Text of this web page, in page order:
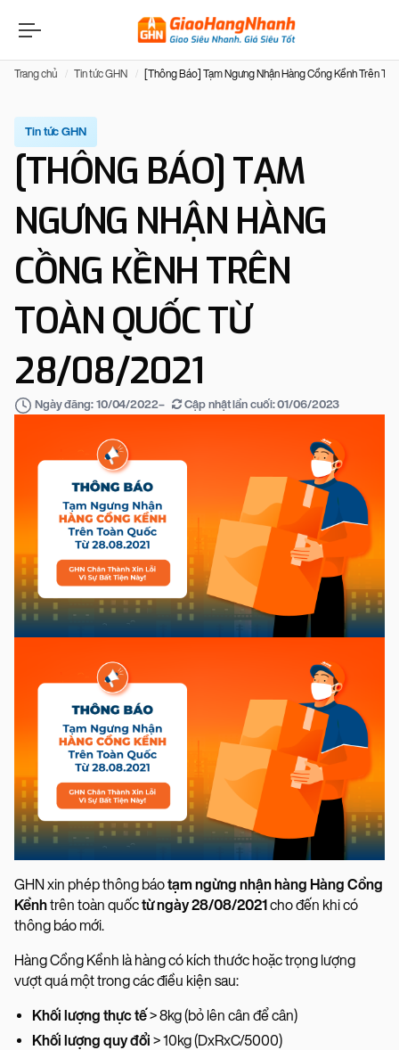
Trang chủ Tin tức GHN [Thông Báo] Tạm Ngưng Nhận Hàng Cồng Kềnh Trên
Tin tức GHN
[THÔNG BÁO] TẠM
NGƯNG NHẬN HÀNG
CỒNG KỀNH TRÊN
TOÀN QUỐC TỪ
28/08/2021
Ngày đăng: 10/04/2022– Cập nhật lần cuối:01/06/2023
GHN xin phép thông báotạm ngừng nhận hàng Hàng Cồng
Kềnhtrên toàn quốctừ ngày 28/08/2021cho đến khi có
thông báo mới.
Hàng Cồng Kềnh là hàng có kích thước hoặc trọng lượng
vượt quá một trong các điều kiện sau:
Khối lượng thực tế> 8kg (bỏ lên cân để cân)
Khối lượng quy đổi > 10kg (DxRxC/5000)